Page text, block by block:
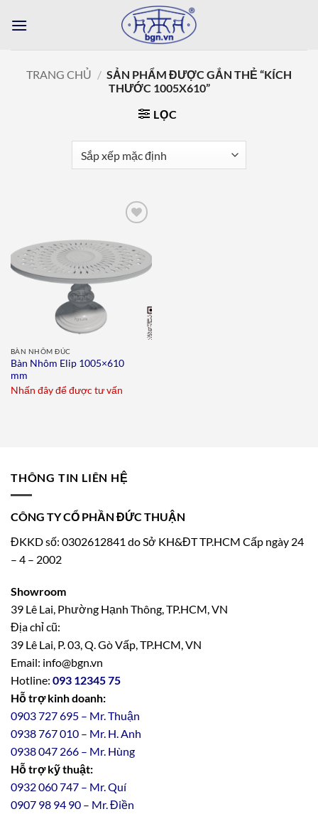
qua
TRANG CHỦ / SẢN PHẨM ĐƯỢC GẮN THẺ “KÍCH
THƯỚC 1005X610”
LỌC
wishlist
BÀN NHÔM ĐÚC
Bàn Nhôm Elip 1005×610
mm
Nhấn đây để được tư vấn
THÔNG TIN LIÊN HỆ
CÔNG TY CỔ PHẦN ĐỨC THUẬN
ĐKKD số: 0302612841 do Sở KH&ĐT TP.HCM Cấp ngày 24
– 4 – 2002
Showroom
39 Lê Lai, Phường Hạnh Thông, TP.HCM, VN
Địa chỉ cũ:
39 Lê Lai, P. 03, Q. Gò Vấp, TP.HCM, VN
Email: info@bgn.vn
Hotline: 093 12345 75
Hỗ trợ kinh doanh:
0903 727 695 – Mr. Thuận
0938 767 010 – Mr. H. Anh
0938 047 266 – Mr. Hùng
Hỗ trợ kỹ thuật:
0932 060 747 – Mr. Quí
0907 98 94 90 – Mr. Điền